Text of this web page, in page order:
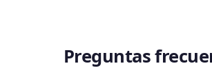
Preguntas